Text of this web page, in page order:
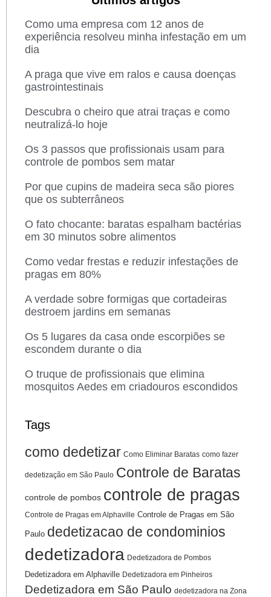
Como uma empresa com 12 anos de
experiência resolveu minha infestação em um
dia
A praga que vive em ralos e causa doenças
gastrointestinais
Descubra o cheiro que atrai traças e como
neutralizá-lo hoje
Os 3 passos que profissionais usam para
controle de pombos sem matar
Por que cupins de madeira seca são piores
que os subterrâneos
O fato chocante: baratas espalham bactérias
em 30 minutos sobre alimentos
Como vedar frestas e reduzir infestações de
pragas em 80%
A verdade sobre formigas que cortadeiras
destroem jardins em semanas
Os 5 lugares da casa onde escorpiões se
escondem durante o dia
O truque de profissionais que elimina
mosquitos Aedes em criadouros escondidos
Tags
como dedetizar Como Eliminar Baratas como fazer
dedetização em São Paulo Controle de Baratas
controle de pombos controle de pragas
Controle de Pragas em Alphaville Controle de Pragas em São
Paulo dedetizacao de condominios
dedetizadora Dedetizadora de Pombos
Dedetizadora em Alphaville Dedetizadora em Pinheiros
Dedetizadora em São Paulo dedetizadora na Zona